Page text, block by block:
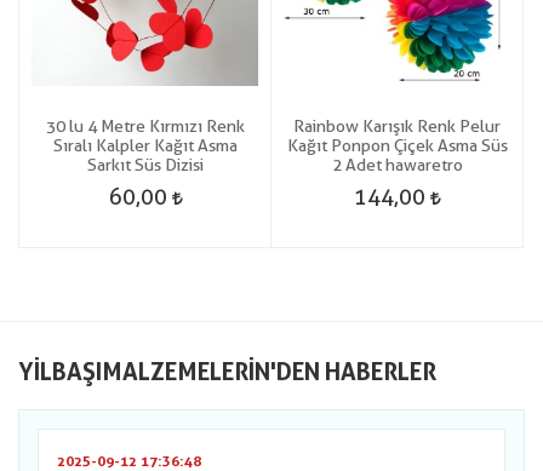
30 lu 4 Metre Kırmızı Renk
Sıralı Kalpler Kağıt Asma
Sarkıt Süs Dizisi
60,00
Rainbow Karışık Renk Pelur
Kağıt Ponpon Çiçek Asma Süs
2 Adet hawaretro
144,00
YILBAŞIMALZEMELERIN'DEN HABERLER
2025-09-12 17:36:48